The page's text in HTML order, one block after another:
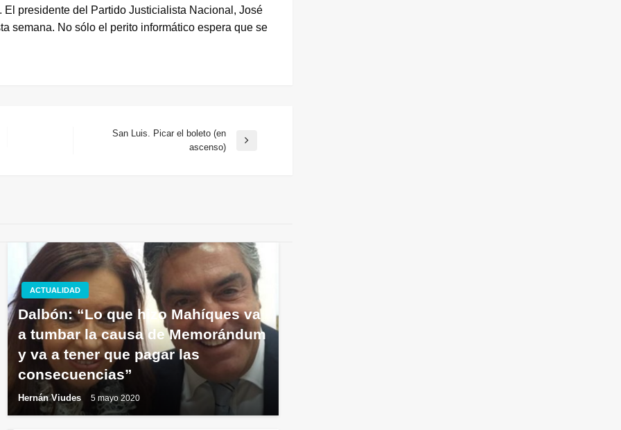
El presidente del Partido Justicialista Nacional, José
semana. No sólo el perito informático espera que se
San Luis. Picar el boleto (en
ascenso)
ACTUALIDAD
Dalbón: “Lo que hizo Mahíques va
a tumbar la causa de Memorándum
y va a tener que pagar las
consecuencias”
Hernán Viudes 5 mayo 2020